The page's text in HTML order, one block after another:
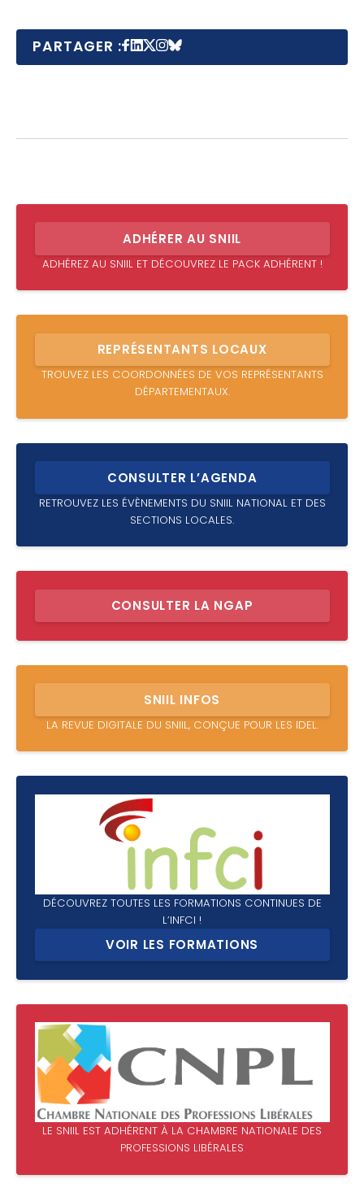
PARTAGER :
ADHÉRER AU SNIIL
ADHÉREZ AU SNIIL ET DÉCOUVREZ LE PACK ADHÉRENT !
REPRÉSENTANTS LOCAUX
TROUVEZ LES COORDONNÉES DE VOS REPRÉSENTANTS
DÉPARTEMENTAUX.
CONSULTER L’AGENDA
RETROUVEZ LES ÉVÈNEMENTS DU SNIIL NATIONAL ET DES
SECTIONS LOCALES.
CONSULTER LA NGAP
SNIIL INFOS
LA REVUE DIGITALE DU SNIIL, CONÇUE POUR LES IDEL.
DÉCOUVREZ TOUTES LES FORMATIONS CONTINUES DE
L’INFCI !
VOIR LES FORMATIONS
LE SNIIL EST ADHÉRENT À LA CHAMBRE NATIONALE DES
PROFESSIONS LIBÉRALES